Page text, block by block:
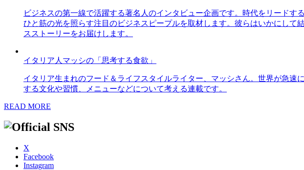
ビジネスの第一線で活躍する著名人のインタビュー企画です。時代をリード
ひと筋の光を照らす注目のビジネスピープルを取材します。彼らはいかにし
スストーリーをお届けします。
イタリア人マッシの「思考する食欲」
イタリア生まれのフード＆ライフスタイルライター、マッシさん。世界が急
する文化や習慣、メニューなどについて考える連載です。
READ MORE
X
Facebook
Instagram